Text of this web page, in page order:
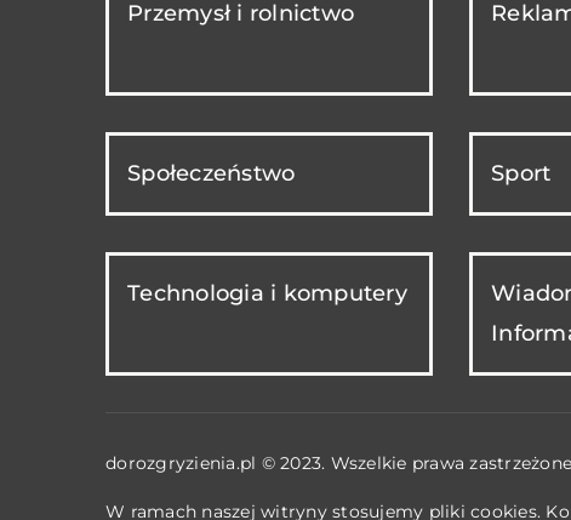
Przemysł i rolnictwo
Społeczeństwo Sport
Technologia i komputery
dorozgryzienia.pl © 2023. Wszelkie prawa
W ramach naszej witryny stosujemy pliki cookies.